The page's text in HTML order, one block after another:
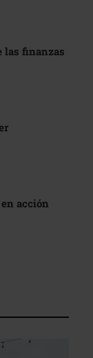
las finanzas
acción